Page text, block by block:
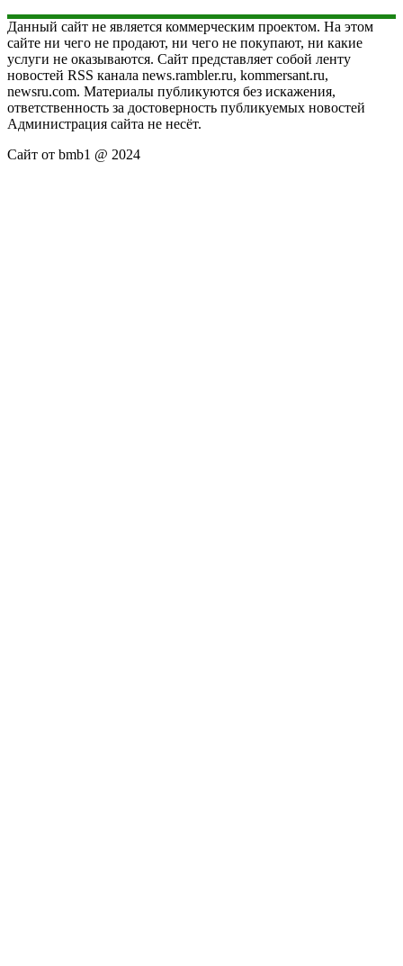
Данный сайт не является коммерческим проектом. На этом
сайте ни чего не продают, ни чего не покупают, ни какие
услуги не оказываются. Сайт представляет собой ленту
новостей RSS канала news.rambler.ru, kommersant.ru,
newsru.com. Материалы публикуются без искажения,
ответственность за достоверность публикуемых новостей
Администрация сайта не несёт.
Сайт от bmb1 @ 2024